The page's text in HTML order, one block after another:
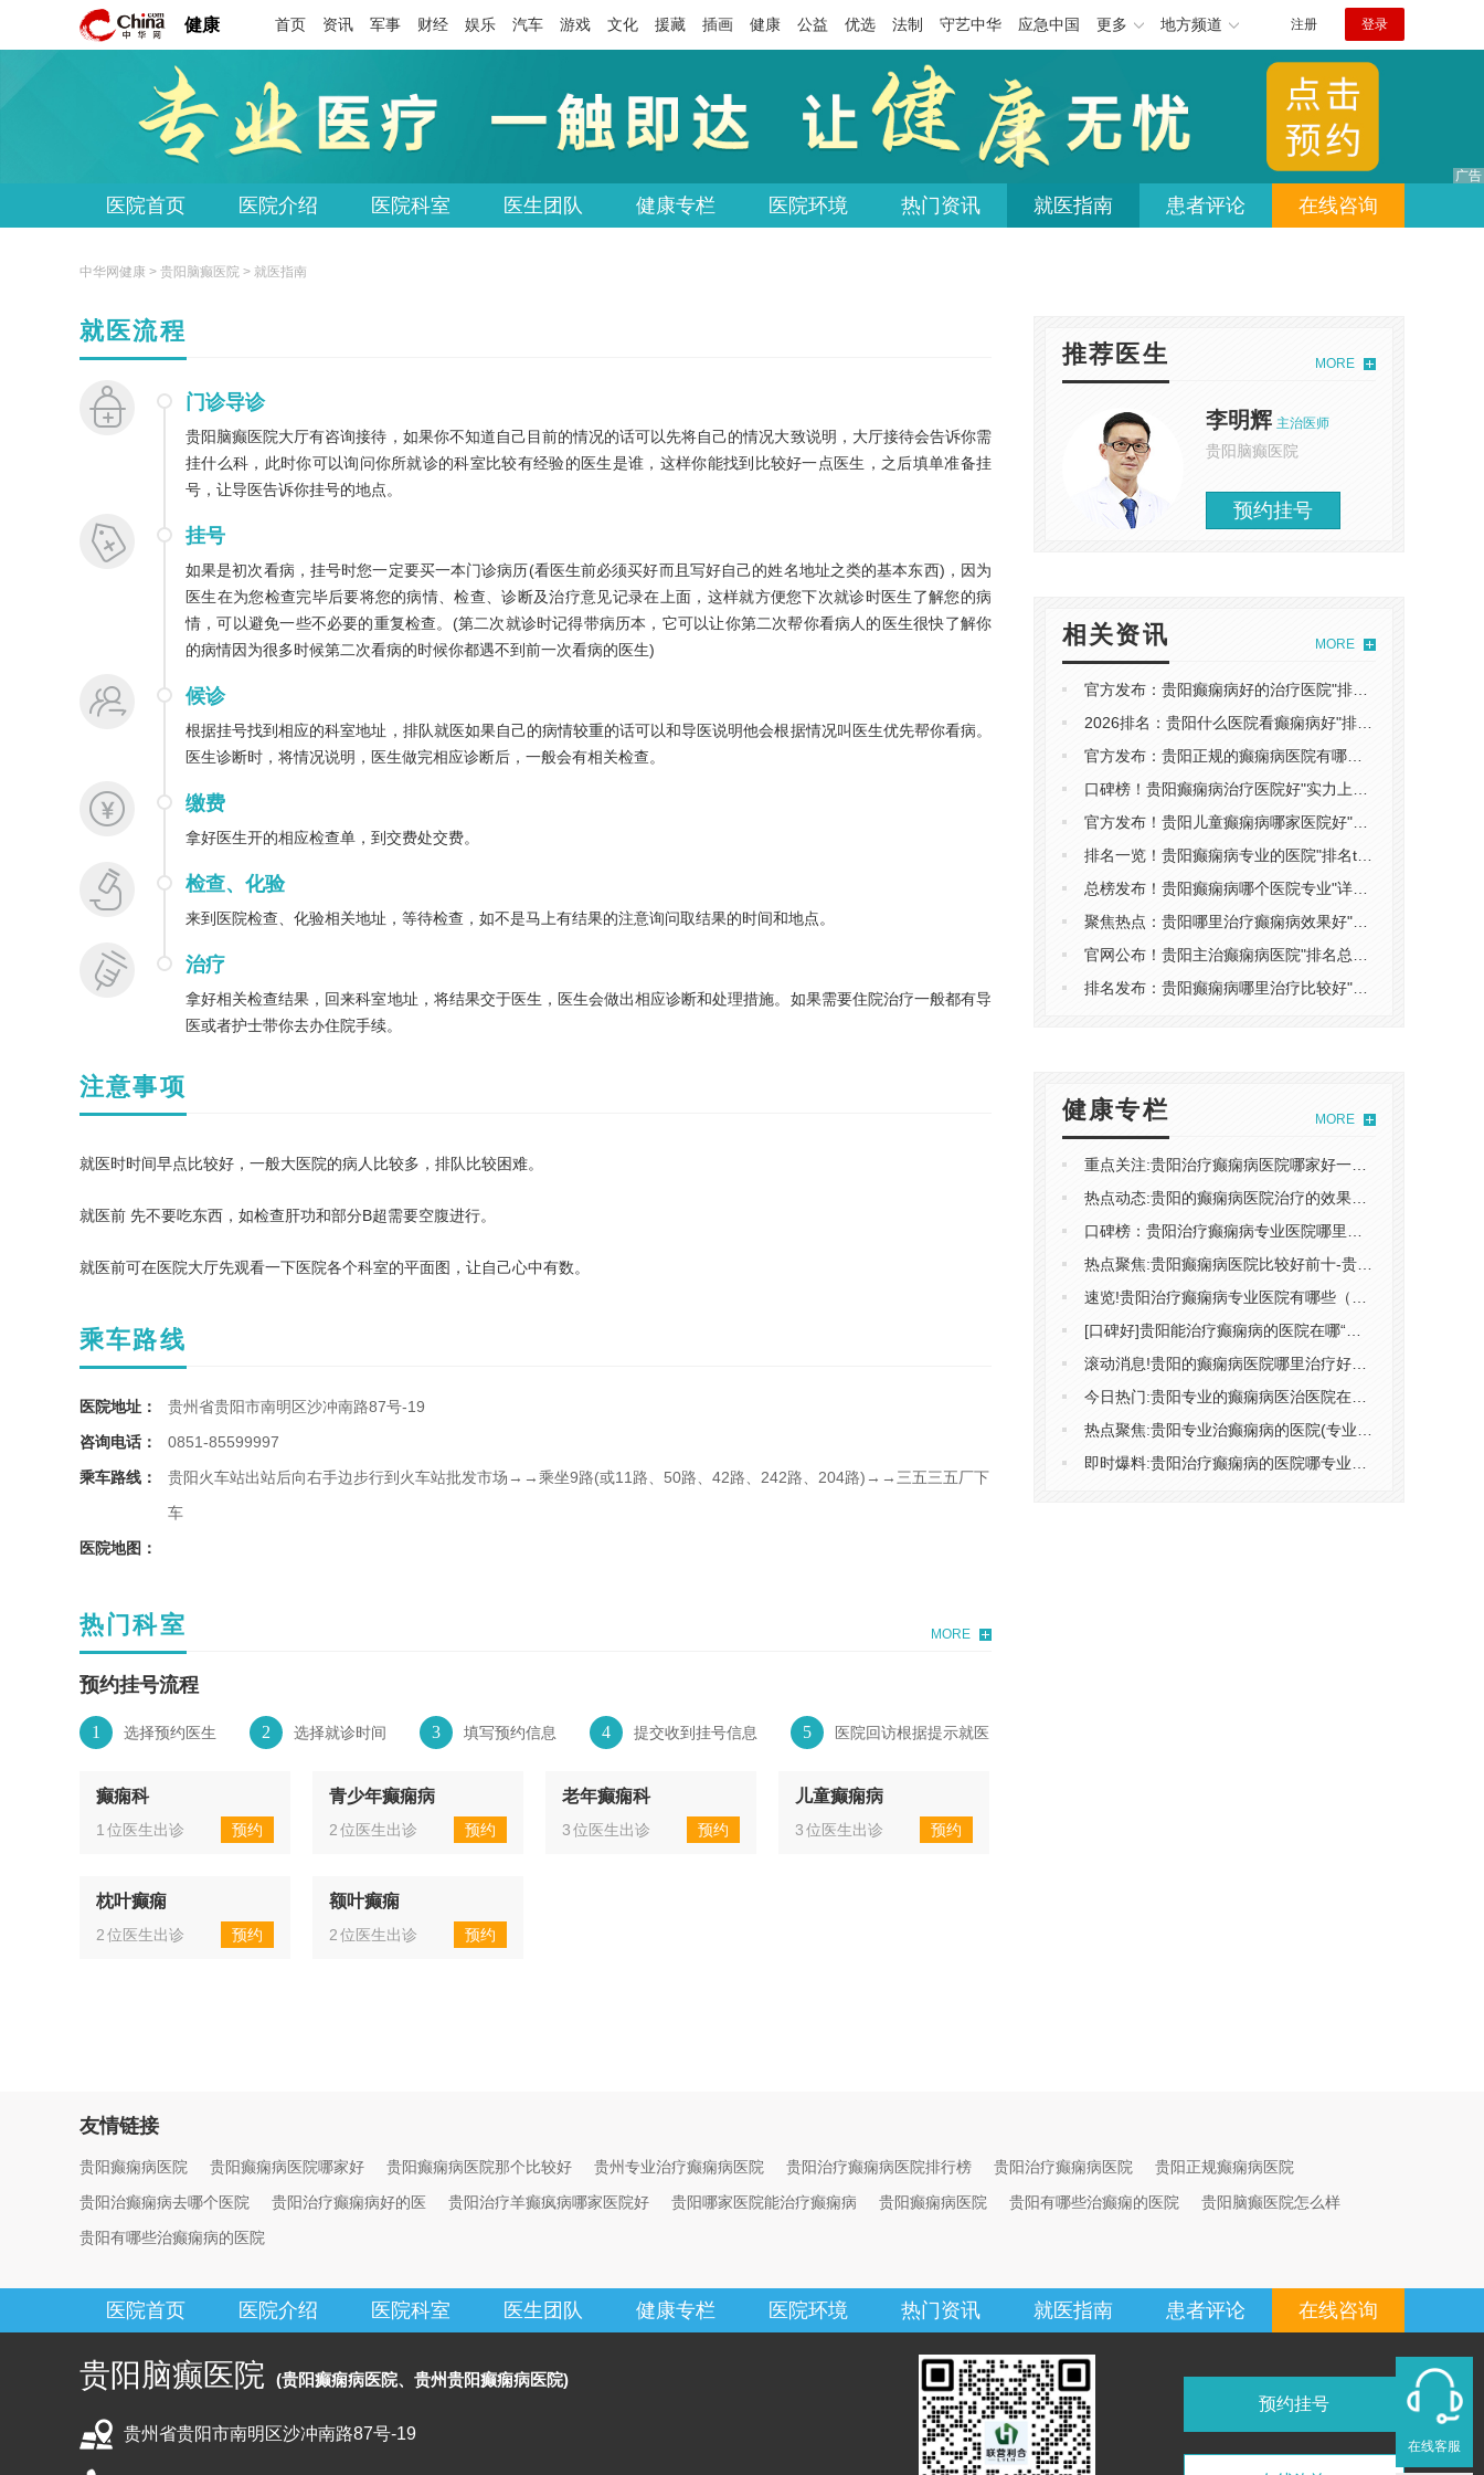
健康 首页 资讯 军事 财经 娱乐 汽车 游戏 文化 援藏 插画 健康 公益 优选 法制 守艺中华 应急中国 更多 地方频道 注册 登录
医院首页 医院介绍 医院科室 医生团队 健康专栏 医院环境 热门资讯 就医指南 患者评论 在线咨询
中华网健康 > 贵阳脑癫医院 > 就医指南
就医流程
门诊导诊
贵阳脑癫医院大厅有咨询接待，如果你不知道自己目前的情况的话可以先将自己的情况大致说明，大厅接待会告诉你需
挂什么科，此时你可以询问你所就诊的科室比较有经验的医生是谁，这样你能找到比较好一点医生，之后填单准备挂
号，让导医告诉你挂号的地点。
挂号
如果是初次看病，挂号时您一定要买一本门诊病历(看医生前必须买好而且写好自己的姓名地址之类的基本东西)，因为
医生在为您检查完毕后要将您的病情、检查、诊断及治疗意见记录在上面，这样就方便您下次就诊时医生了解您的病
情，可以避免一些不必要的重复检查。(第二次就诊时记得带病历本，它可以让你第二次帮你看病人的医生很快了解你
的病情因为很多时候第二次看病的时候你都遇不到前一次看病的医生)
候诊
根据挂号找到相应的科室地址，排队就医如果自己的病情较重的话可以和导医说明他会根据情况叫医生优先帮你看病。
医生诊断时，将情况说明，医生做完相应诊断后，一般会有相关检查。
缴费
拿好医生开的相应检查单，到交费处交费。
检查、化验
来到医院检查、化验相关地址，等待检查，如不是马上有结果的注意询问取结果的时间和地点。
治疗
拿好相关检查结果，回来科室地址，将结果交于医生，医生会做出相应诊断和处理措施。如果需要住院治疗一般都有导
医或者护士带你去办住院手续。
注意事项
就医时时间早点比较好，一般大医院的病人比较多，排队比较困难。
就医前 先不要吃东西，如检查肝功和部分B超需要空腹进行。
就医前可在医院大厅先观看一下医院各个科室的平面图，让自己心中有数。
乘车路线
医院地址：
贵州省贵阳市南明区沙冲南路87号-19
咨询电话：
0851-85599997
乘车路线：
贵阳火车站出站后向右手边步行到火车站批发市场→→乘坐9路(或11路、50路、42路、242路、204路)→→三五三五厂下
车
医院地图：
热门科室 MORE
预约挂号流程
1 选择预约医生 2 选择就诊时间 3 填写预约信息 4 提交收到挂号信息 5 医院回访根据提示就医
癫痫科
1 位医生出诊 预约
青少年癫痫病
2位医生出诊 预约
老年癫痫科
3位医生出诊 预约
儿童癫痫病
3位医生出诊 预约
枕叶癫痫
2位医生出诊 预约
额叶癫痫
2位医生出诊 预约
推荐医生 MORE
李明辉 主治医师
贵阳脑癫医院
预约挂号
相关资讯 MORE
健康专栏 MORE
友情链接
贵阳癫痫病医院 贵阳癫痫病医院哪家好 贵阳癫痫病医院那个比较好 贵州专业治疗癫痫病医院 贵阳治疗癫痫病医院排行榜 贵阳治疗癫痫病医院
贵阳正规癫痫病医院
贵阳治癫痫病去哪个医院
贵阳治疗癫痫病好的医 贵阳治疗羊癫疯病哪家医院好 贵阳哪家医院能治疗癫痫病 贵阳癫痫病医院 贵阳有哪些治癫痫的医院
贵阳脑癫医院怎么样
贵阳有哪些治癫痫病的医院
医院首页 医院介绍 医院科室 医生团队 健康专栏 医院环境 热门资讯 就医指南 患者评论 在线咨询
预约挂号
贵阳脑癫医院 (贵阳癫痫病医院、贵州贵阳癫痫病医院)
贵州省贵阳市南明区沙冲南路87号-19
在线客服